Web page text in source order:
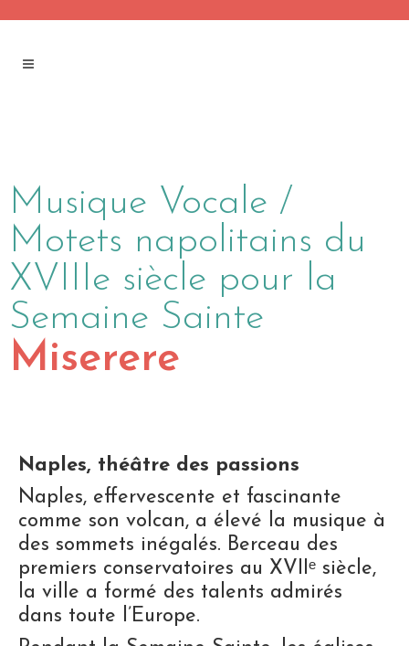
Musique Vocale /
Motets napolitains du
XVIIIe siècle pour la
Semaine Sainte
Miserere
Naples, théâtre des passions
Naples, effervescente et fascinante
comme son volcan, a élevé la musique à
des sommets inégalés. Berceau des
premiers conservatoires au XVIIᵉ siècle,
la ville a formé des talents admirés
dans toute l’Europe.